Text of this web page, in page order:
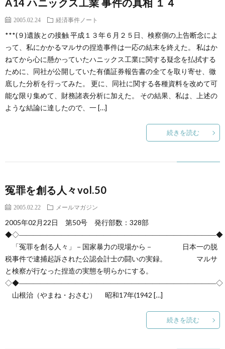
A14 ハニックス工業 事件の真相 １４
2005.02.24 経済事件ノート
***(９)遺族との接触 平成１３年６月２５日、検察側の上告断念によ
って、私にかかるマルサの捏造事件は一応の結末を終えた。 私はか
ねてから心に懸かっていたハニックス工業に関する疑念を払拭する
ために、同社が公開していた有価証券報告書の全てを取り寄せ、徹
底した分析を行ってみた。 更に、同社に関する各種資料を改めて可
能な限り集めて、財務諸表分析に加えた。 その結果、私は、上述の
ような結論に達したので、一 […]
続きを読む
冤罪を創る人々vol.50
2005.02.22 メールマガジン
2005年02月22日 第50号 発行部数：328部
◆◇――――――――――――――――――――――――――――◆
「冤罪を創る人々」－国家暴力の現場から－ 日本一の脱
税事件で逮捕起訴された公認会計士の闘いの実録。 マルサ
と検察が行なった捏造の実態を明らかにする。
◇◆――――――――――――――――――――――――――――◇
山根治（やまね・おさむ） 昭和17年(1942 […]
続きを読む